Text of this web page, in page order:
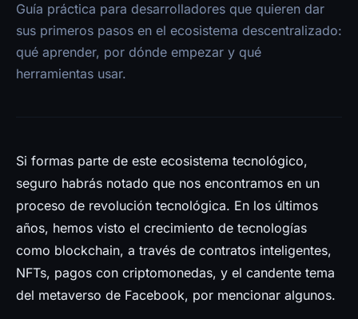
Contacto
Blog
Trayectoria
Prensa
Guía práctica para desarrolladores que quieren dar
sus primeros pasos en el ecosistema descentralizado:
qué aprender, por dónde empezar y qué
herramientas usar.
Si formas parte de este ecosistema tecnológico,
seguro habrás notado que nos encontramos en un
proceso de revolución tecnológica. En los últimos
años, hemos visto el crecimiento de tecnologías
como blockchain, a través de contratos inteligentes,
NFTs, pagos con criptomonedas, y el candente tema
del metaverso de Facebook, por mencionar algunos.